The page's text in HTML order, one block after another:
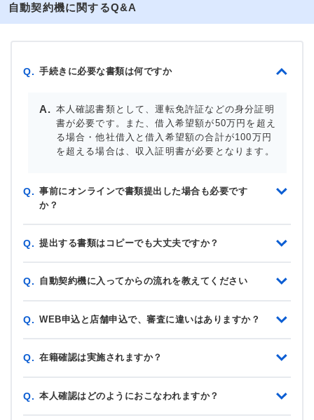
自動契約機に関するQ&A
Q. 手続きに必要な書類は何ですか
本人確認書類として、運転免許証などの身分証明
書が必要です。また、借入希望額が50万円を超え
る場合・他社借入と借入希望額の合計が100万円
を超える場合は、収入証明書が必要となります。
Q. 事前にオンラインで書類提出した場合も必要です
か？
Q. 提出する書類はコピーでも大丈夫ですか？
Q. 自動契約機に入ってからの流れを教えてください
Q. WEB申込と店舗申込で、審査に違いはありますか？
Q. 在籍確認は実施されますか？
Q. 本人確認はどのようにおこなわれますか？